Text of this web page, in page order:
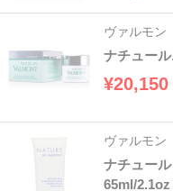
ヴァルモン
ナチュー
¥20,150
ヴァルモン
ナチュー
65ml/2.1oz